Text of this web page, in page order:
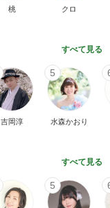
桃 クロ
すべて見る
吉岡淳
5
水森かおり
すべて見る
5